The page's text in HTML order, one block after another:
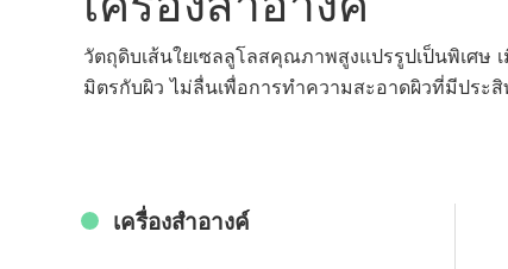
วัตถุดิบเส้นใยเซลลูโลสคุณภาพสูงแปรรูปเป็นพิเศษ
มิตรกับผิว ไม่ลื่นเพื่อการทําความสะอาดผิวที่มีประ
เครื่องสําอางค์